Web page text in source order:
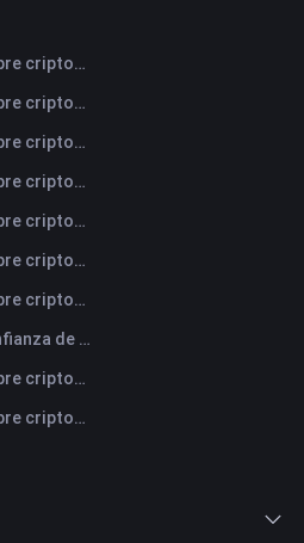
Resumen de noticias sobre criptomonedas de FameEX de hoy | 6 de agosto de 2026
Resumen de noticias sobre criptomonedas de FameEX de hoy | 5 de agosto de 2026
Resumen de noticias sobre criptomonedas de FameEX de hoy | 4 de agosto de 2026
Resumen de noticias sobre criptomonedas de FameEX de hoy | 3 de agosto de 2026
Resumen de noticias sobre criptomonedas de FameEX de hoy | 31 de julio de 2026
Resumen de noticias sobre criptomonedas de FameEX de hoy | 30 de julio de 2026
Resumen de noticias sobre criptomonedas de FameEX de hoy | 29 de julio de 2026
FameEX fortalece la confianza de los usuarios a través de ocho años de operaciones estables y crecimiento global
Resumen de noticias sobre criptomonedas de FameEX de hoy | 28 de julio de 2026
Resumen de noticias sobre criptomonedas de FameEX de hoy | 27 de julio de 2026